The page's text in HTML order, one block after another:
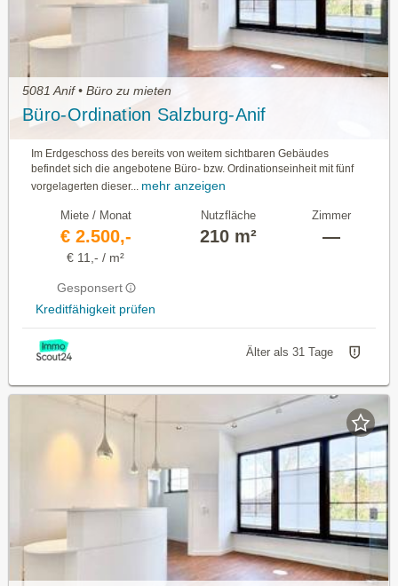
5081 Anif • Büro zu mieten
Büro-Ordination Salzburg-Anif
Im Erdgeschoss des bereits von weitem sichtbaren Ge­bäudes
befindet sich die angebotene Büro- bzw. Ordi­nationseinheit mit fünf
vorgelagerten dieser... mehr anzeigen
Miete / Monat
€ 2.500,-
€ 11,- / m²
Gesponsert
Kreditfähigkeit prüfen
Nutzfläche
210 m²
Zimmer
—
Älter als 31 Tage